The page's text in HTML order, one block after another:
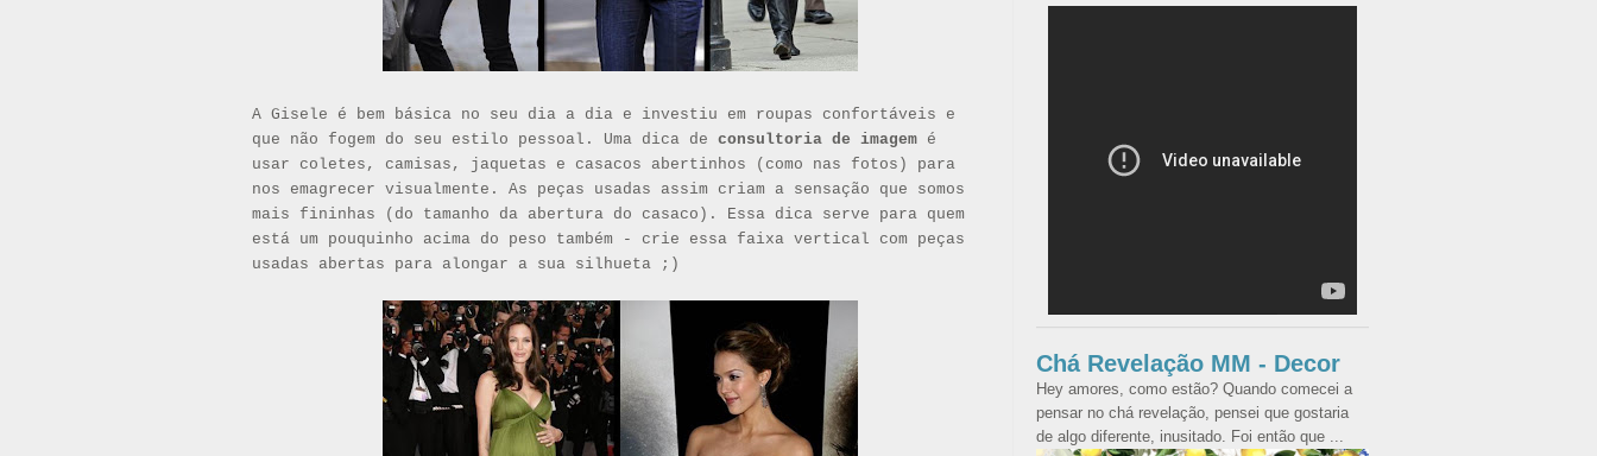
A Gisele é bem básica no seu dia a dia e investiu em roupas confortáveis e
que não fogem do seu estilo pessoal. Uma dica de consultoria de imagem é
usar coletes, camisas, jaquetas e casacos abertinhos (como nas fotos) para
nos emagrecer visualmente. As peças usadas assim criam a sensação que somos
mais fininhas (do tamanho da abertura do casaco). Essa dica serve para quem
está um pouquinho acima do peso também - crie essa faixa vertical com peças
usadas abertas para alongar a sua silhueta ;)
Chá Revelação MM - Decor
Hey amores, como estão? Quando comecei a
pensar no chá revelação, pensei que gostaria
de algo diferente, inusitado. Foi então que ...